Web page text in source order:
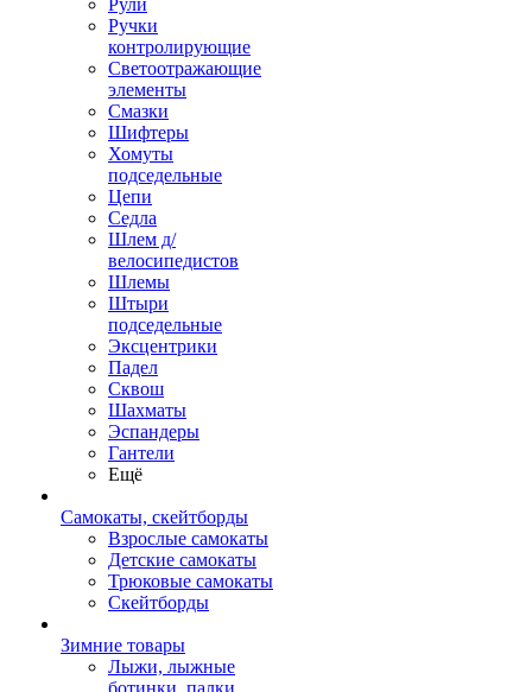
Рули
Ручки
контролирующие
Светоотражающие
элементы
Смазки
Шифтеры
Хомуты
подседельные
Цепи
Седла
Шлем д/
велосипедистов
Шлемы
Штыри
подседельные
Эксцентрики
Падел
Сквош
Шахматы
Эспандеры
Гантели
Ещё
Самокаты, скейтборды
Взрослые самокаты
Детские самокаты
Трюковые самокаты
Скейтборды
Зимние товары
Лыжи, лыжные
ботинки, палки